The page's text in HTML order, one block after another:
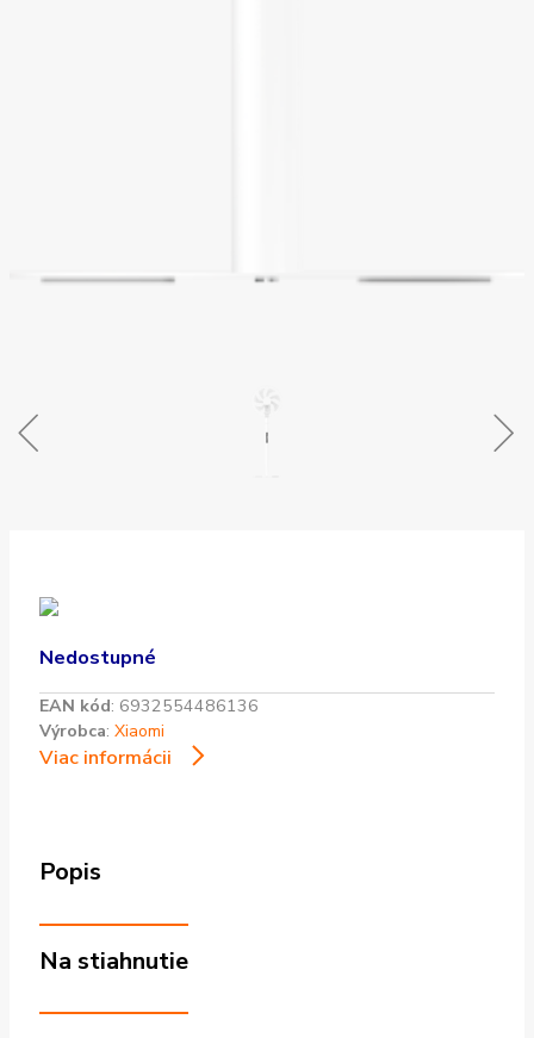
Nedostupné
EAN kód: 6932554486136
Výrobca: Xiaomi
Viac informácii
Popis
Na stiahnutie